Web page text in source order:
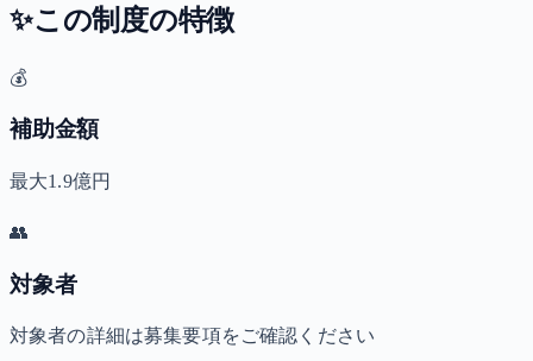
✨この制度の特徴
💰
補助金額
最大1.9億円
👥
対象者
対象者の詳細は募集要項をご確認ください